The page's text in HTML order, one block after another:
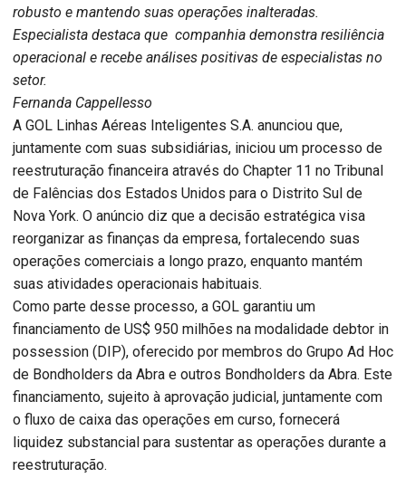
robusto e mantendo suas operações inalteradas.
Especialista destaca que companhia demonstra resiliência
operacional e recebe análises positivas de especialistas no
setor.
Fernanda Cappellesso
A GOL Linhas Aéreas Inteligentes S.A. anunciou que,
juntamente com suas subsidiárias, iniciou um processo de
reestruturação financeira através do Chapter 11 no Tribunal
de Falências dos Estados Unidos para o Distrito Sul de
Nova York. O anúncio diz que a decisão estratégica visa
reorganizar as finanças da empresa, fortalecendo suas
operações comerciais a longo prazo, enquanto mantém
suas atividades operacionais habituais.
Como parte desse processo, a GOL garantiu um
financiamento de US$ 950 milhões na modalidade debtor in
possession (DIP), oferecido por membros do Grupo Ad Hoc
de Bondholders da Abra e outros Bondholders da Abra. Este
financiamento, sujeito à aprovação judicial, juntamente com
o fluxo de caixa das operações em curso, fornecerá
liquidez substancial para sustentar as operações durante a
reestruturação.